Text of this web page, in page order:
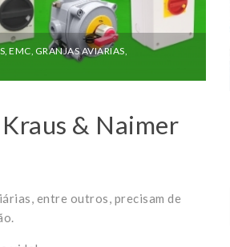
EMC GRANJAS AVIARIAS
& Naimer
entre outros, precisam de